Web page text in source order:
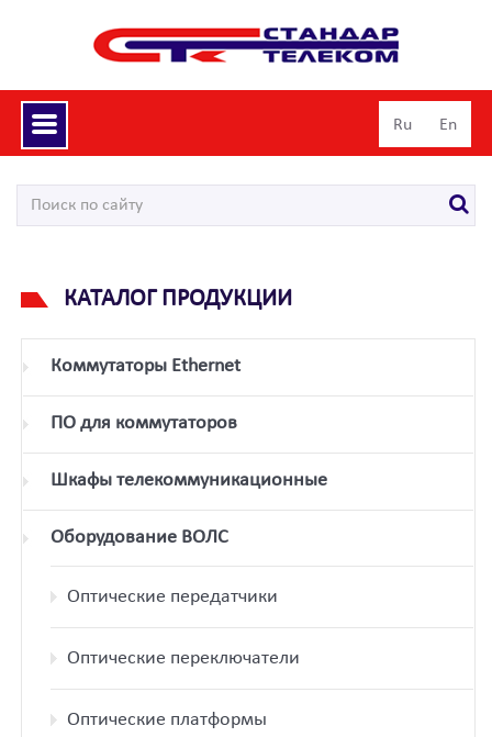
Toggle
navigation
Ru En
КАТАЛОГ ПРОДУКЦИИ
Коммутаторы Ethernet
ПО для коммутаторов
Шкафы телекоммуникационные
Оборудование ВОЛС
Оптические передатчики
Оптические переключатели
Оптические платформы